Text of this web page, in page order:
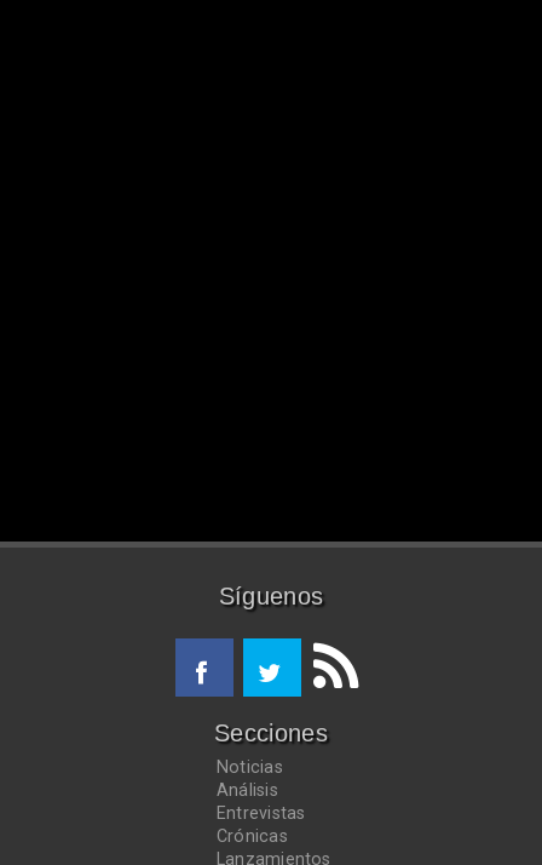
Síguenos
Secciones
Noticias
Análisis
Entrevistas
Crónicas
Lanzamientos